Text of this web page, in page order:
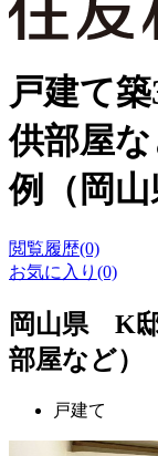
戸建て
供部屋
例（岡山
閲覧履歴(0)
お気に入り(0)
岡山県 K邸
部屋など）
戸建て